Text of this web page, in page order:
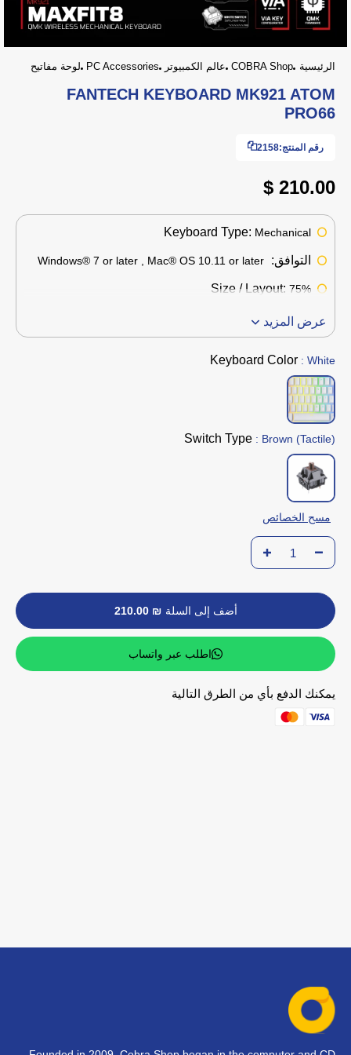
الرئيسية COBRA Shop عالم الكمبيوتر PC Accessories لوحة مفاتيح
FANTECH KEYBOARD MK921 ATOM
PRO66
رقم المنتج:2158
210.00 $
Keyboard Type: Mechanical
التوافق:
Size / Layout: 75%
عرض المزيد
Keyboard Color : White
Switch Type : Brown (Tactile)
مسح الخصائص
أضف إلى السلة ₪ 210.00
اطلب عبر واتساب
يمكنك الدفع بأي من الطرق التالية